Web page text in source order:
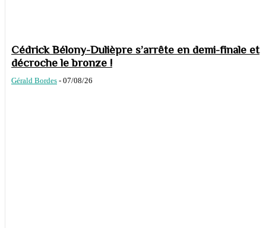
Cédrick Bélony-Dulièpre s’arrête en demi-finale et
décroche le bronze !
Gérald Bordes - 07/08/26